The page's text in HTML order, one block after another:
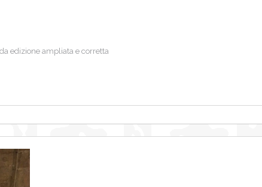
edizione ampliata e corretta